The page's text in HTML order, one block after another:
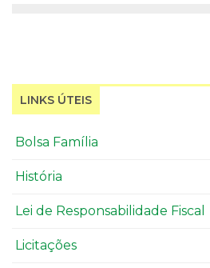
LINKS ÚTEIS
Bolsa Família
História
Lei de Responsabilidade Fiscal
Licitações